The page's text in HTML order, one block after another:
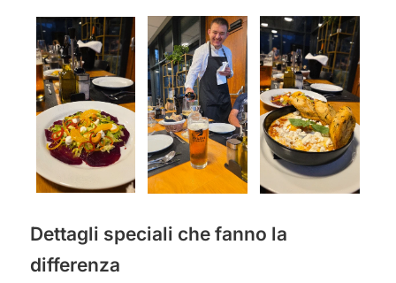
Dettagli speciali che fanno la
differenza